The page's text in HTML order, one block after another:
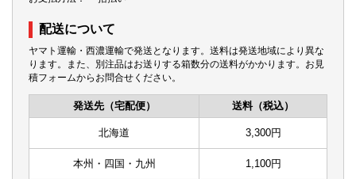
配送について
ヤマト運輸・西濃運輸で発送となります。送料は発送地域により異な
ります。また、別注品はお送りする箱数分の送料がかかります。お見
積フォームからお問合せください。
発送先（宅配便） 送料（税込）
北海道 3,300円
本州・四国・九州 1,100円